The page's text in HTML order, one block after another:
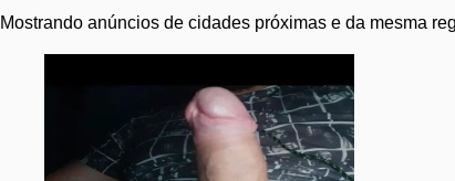
Mostrando anúncios de cidades próximas e da mesma